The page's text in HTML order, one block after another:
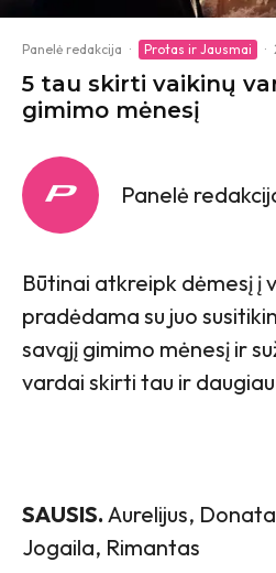
Panelė redakcija · Protas ir Jausmai ·
5 tau skirti vaikinų
gimimo mėnesį
Panelė
Būtinai atkreipk dėmesį į
pradėdama su juo
savąjį gimimo mėnesį ir
vardai skirti tau ir
SAUSIS. Aurelijus,
Jogaila, Rimantas